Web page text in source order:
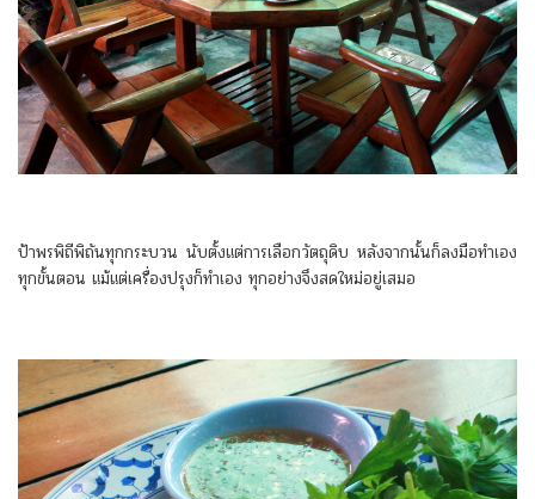
ป้าพรพิถีพิถันทุกกระบวน นับตั้งแต่การเลือกวัตถุดิบ หลังจากนั้นก็ลงมือทำเอง
ทุกขั้นตอน แม้แต่เครื่องปรุงก็ทำเอง ทุกอย่างจึงสดใหม่อยู่เสมอ